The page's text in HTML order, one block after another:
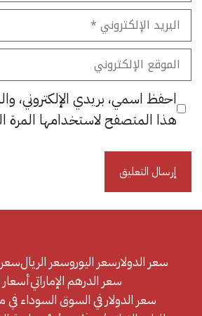
البريد
الإلكتروني
الموقع
الإلكتروني
احفظ اسمي، بريدي الإلكتروني،
هذا المتصفح لاستخدامها المرة
سعر الدولارسعر اليوروسعر الريالسعر
سعر الدرهم الإماراتي
سعر الدولار في السوق السوداء في